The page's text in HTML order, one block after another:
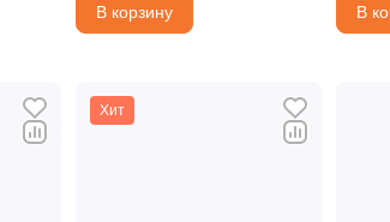
категория 2 и с
соединительной трубкой
В корзину В
Хит